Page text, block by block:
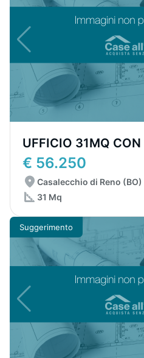
UFFICIO 31MQ
€ 56.250
Casalecchio di Reno
31 Mq
Suggerimento